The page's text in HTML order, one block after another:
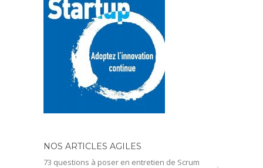
NOS ARTICLES AGILES
73 questions à poser en entretien de Scrum